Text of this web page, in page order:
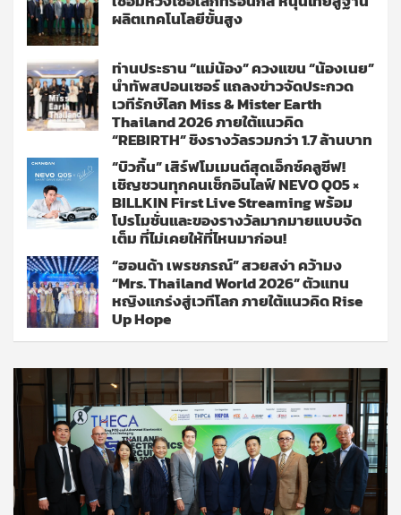
ผลิตเทคโนโลยีขั้นสูง
ท่านประธาน “แม่น้อง” ควงแขน “น้องเนย”
นำทัพสปอนเซอร์ แถลงข่าวจัดประกวด
เวทีรักษ์โลก Miss & Mister Earth
Thailand 2026 ภายใต้แนวคิด
“REBIRTH” ชิงรางวัลรวมกว่า 1.7 ล้านบาท
“บิวกิ้น” เสิร์ฟโมเมนต์สุดเอ็กซ์คลูซีฟ!
เชิญชวนทุกคนเช็กอินไลฟ์ NEVO Q05 ×
BILLKIN First Live Streaming พร้อม
โปรโมชั่นและของรางวัลมากมายแบบจัด
เต็ม ที่ไม่เคยให้ที่ไหนมาก่อน!
“ฮอนด้า เพรชภรณ์” สวยสง่า คว้ามง
“Mrs. Thailand World 2026” ตัวแทน
หญิงแกร่งสู่เวทีโลก ภายใต้แนวคิด Rise
Up Hope